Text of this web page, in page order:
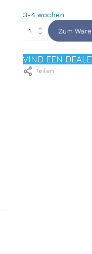
3-4 wochen
Zum
VIND EEN
Teilen